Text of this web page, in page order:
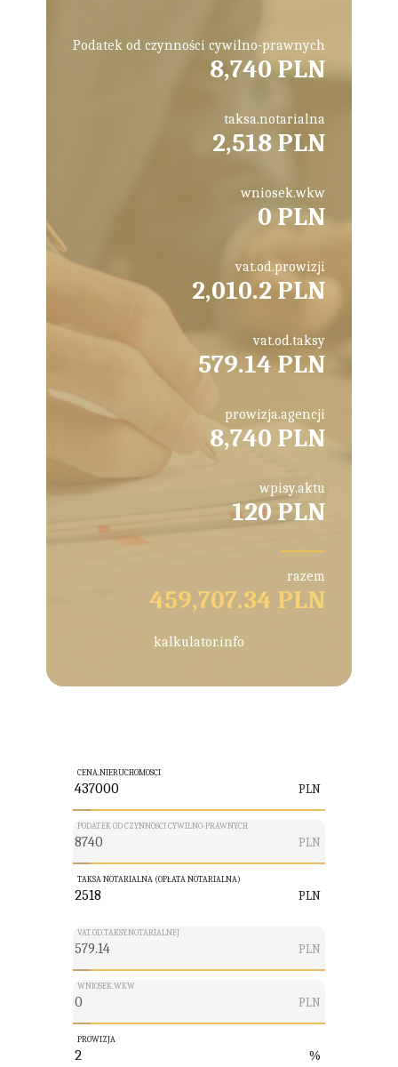
Podatek od czynności cywilno-prawnych
8,740 PLN
taksa.notarialna
2,518 PLN
wniosek.wkw
0 PLN
vat.od.prowizji
2,010.2 PLN
vat.od.taksy
579.14 PLN
prowizja.agencji
8,740 PLN
wpisy.aktu
120 PLN
razem
459,707.34 PLN
kalkulator.info
CENA.NIERUCHOMOSCI
PLN
PODATEK OD CZYNNOŚCI CYWILNO-PRAWNYCH
PLN
TAKSA NOTARIALNA (OPŁATA NOTARIALNA)
PLN
VAT.OD.TAKSY.NOTARIALNEJ
PLN
WNIOSEK.WKW
PLN
PROWIZJA
%